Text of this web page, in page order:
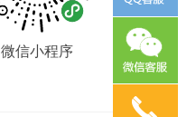
微信小程序